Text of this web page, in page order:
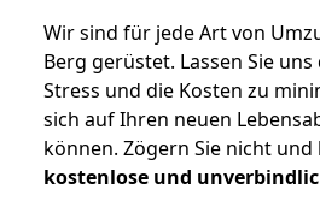
Wir sind für jede Art von
Berg gerüstet. Lassen Sie
Stress und die Kosten zu
sich auf Ihren neuen
können. Zögern Sie nicht und
kostenlose und